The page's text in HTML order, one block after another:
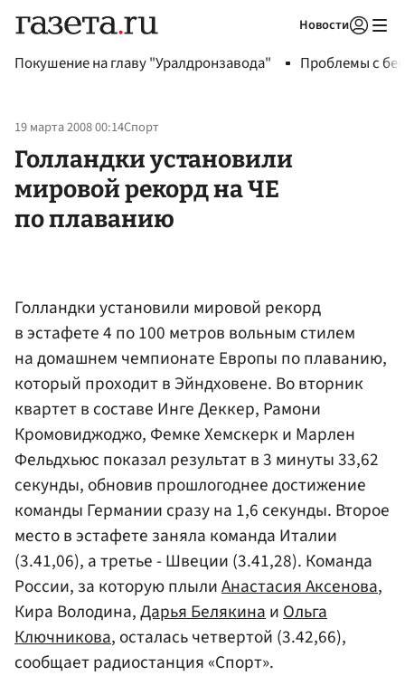
Новости
Покушение на главу "Уралдронзавода" Проблемы с
19 марта 2008 00:14Спорт
Голландки установили
мировой рекорд на ЧЕ
по плаванию
Голландки установили мировой рекорд
в эстафете 4 по 100 метров вольным стилем
на домашнем чемпионате Европы по плаванию,
который проходит в Эйндховене. Во вторник
квартет в составе Инге Деккер, Рамони
Кромовиджоджо, Фемке Хемскерк и Марлен
Фельдхьюс показал результат в 3 минуты 33,62
секунды, обновив прошлогоднее достижение
команды Германии сразу на 1,6 секунды. Второе
место в эстафете заняла команда Италии
(3.41,06), а третье - Швеции (3.41,28). Команда
России, за которую плылиАнастасия Аксенова,
Кира Володина,Дарья БелякинаиОльга
Ключникова, осталась четвертой (3.42,66),
сообщает радиостанция «Спорт».